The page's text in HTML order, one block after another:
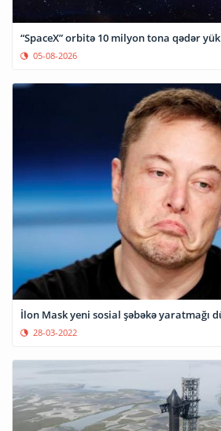
“SpaceX” orbitə 10 milyon tona qədər
05-08-2026
İlon Mask yeni sosial şəbəkə yaratmağı
28-03-2022